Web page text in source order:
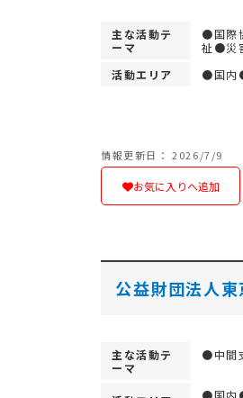
主な活動テ
ーマ
●国際
祉●災
活動エリア
●国内
情報更新日： 2026/7/9
お気に入りへ追加
公益財団法人
主な活動テ
ーマ
●中間
●国内